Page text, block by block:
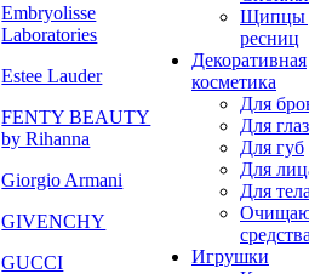
Embryolisse
Laboratories
Estee Lauder
FENTY BEAUTY
by Rihanna
Giorgio Armani
GIVENCHY
GUCCI
Щипцы
ресниц
Декоративная
косметика
Для
Для глаз
Для губ
Для
Для
Игрушки